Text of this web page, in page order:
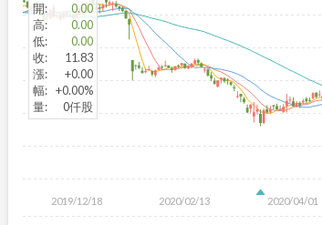
2019/12/18 2020/02/13 2020/04/01
開:
0.00
高:
0.00
低:
0.00
收:
11.83
漲:
+0.00
幅: +0.00%
量: 0仟股